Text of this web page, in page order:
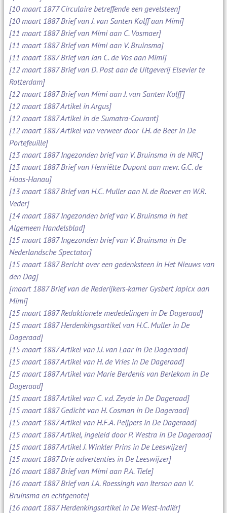
[10 maart 1877 Circulaire betreffende een gevelsteen]
[10 maart 1887 Brief van J. van Santen Kolff aan Mimi]
[11 maart 1887 Brief van Mimi aan C. Vosmaer]
[11 maart 1887 Brief van Mimi aan V. Bruinsma]
[11 maart 1887 Brief van Jan C. de Vos aan Mimi]
[12 maart 1887 Brief van D. Post aan de Uitgeverij Elsevier te
Rotterdam]
[12 maart 1887 Brief van Mimi aan J. van Santen Kolff]
[12 maart 1887 Artikel in Argus]
[12 maart 1887 Artikel in de Sumatra-Courant]
[12 maart 1887 Artikel van verweer door T.H. de Beer in De
Portefeuille]
[13 maart 1887 Ingezonden brief van V. Bruinsma in de NRC]
[13 maart 1887 Brief van Henriëtte Dupont aan mevr. G.C. de
Haas-Hanau]
[13 maart 1887 Brief van H.C. Muller aan N. de Roever en W.R.
Veder]
[14 maart 1887 Ingezonden brief van V. Bruinsma in het
Algemeen Handelsblad]
[15 maart 1887 Ingezonden brief van V. Bruinsma in De
Nederlandsche Spectator]
[15 maart 1887 Bericht over een gedenksteen in Het Nieuws van
den Dag]
[maart 1887 Brief van de Rederijkers-kamer Gysbert Japicx aan
Mimi]
[15 maart 1887 Redaktionele mededelingen in De Dageraad]
[15 maart 1887 Herdenkingsartikel van H.C. Muller in De
Dageraad]
[15 maart 1887 Artikel van J.J. van Laar in De Dageraad]
[15 maart 1887 Artikel van H. de Vries in De Dageraad]
[15 maart 1887 Artikel van Marie Berdenis van Berlekom in De
Dageraad]
[15 maart 1887 Artikel van C. v.d. Zeyde in De Dageraad]
[15 maart 1887 Gedicht van H. Cosman in De Dageraad]
[15 maart 1887 Artikel van H.F.A. Peijpers in De Dageraad]
[15 maart 1887 Artikel, ingeleid door P. Westra in De Dageraad]
[15 maart 1887 Artikel J. Winkler Prins in De Leeswijzer]
[15 maart 1887 Drie advertenties in De Leeswijzer]
[16 maart 1887 Brief van Mimi aan P.A. Tiele]
[16 maart 1887 Brief van J.A. Roessingh van Iterson aan V.
Bruinsma en echtgenote]
[16 maart 1887 Herdenkingsartikel in De West-Indiër]